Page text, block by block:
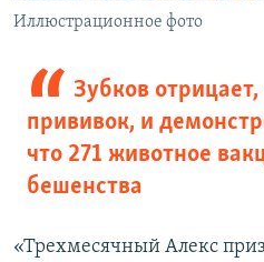
Иллюстрационное фото
Зубков
прививок, и
что 271 животное
бешенства
«Трехмесячный Алекс